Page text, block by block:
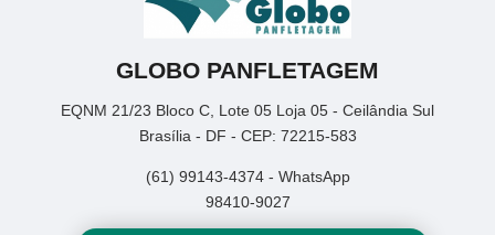
GLOBO PANFLETAGEM
EQNM 21/23 Bloco C, Lote 05 Loja 05 - Ceilândia Sul
Brasília - DF - CEP: 72215-583
(61) 99143-4374 - WhatsApp
98410-9027